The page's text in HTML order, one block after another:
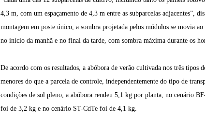
4,3 m, com um espaçamento de 4,3 m entre as subparcelas adjacentes”,
montagem em poste único, a sombra projetada pelos módulos se movia
no início da manhã e no final da tarde, com sombra máxima durante os
De acordo com os resultados, a abóbora de verão cultivada nos três tipos
menores do que a parcela de controle, independentemente do tipo de
condições de sol pleno, a abóbora rendeu 5,1 kg por planta, no cenário
foi de 3,2 kg e no cenário ST-CdTe foi de 4,1 kg.